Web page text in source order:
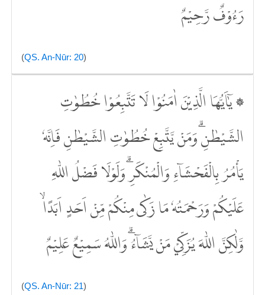
رَءُوْفٌ رَّحِيْمٌ
(QS. An-Nūr: 20)
۞ يٰٓاَيُّهَا الَّذِيْنَ اٰمَنُوْا لَا تَتَّبِعُوْا خُطُوٰتِ
الشَّيْطٰنِۗ وَمَنْ يَّتَّبِعْ خُطُوٰتِ الشَّيْطٰنِ فَاِنَّهٗ
يَأْمُرُ بِالْفَحْشَاۤءِ وَالْمُنْكَرِۗ وَلَوْلَا فَضْلُ اللّٰهِ
عَلَيْكُمْ وَرَحْمَتُهٗ مَا زَكٰى مِنْكُمْ مِّنْ اَحَدٍ اَبَدًاۙ
وَّلٰكِنَّ اللّٰهَ يُزَكِّيْ مَنْ يَّشَاۤءُۗ وَاللّٰهُ سَمِيْعٌ عَلِيْمٌ
(QS. An-Nūr: 21)